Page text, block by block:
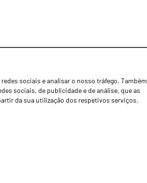
sociais e analisar o nosso tráfego. Também
sociais, de publicidade e de análise, que as
da sua utilização dos respetivos serviços.